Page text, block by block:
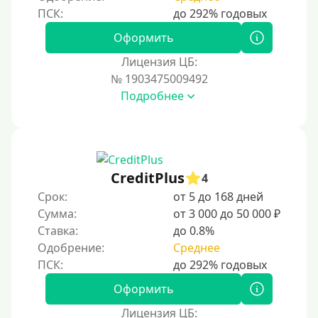
На банковский счет
На карту с нулевым балансом
На дебетовую карту
На кредитную карту
На виртуальную карту
На неименную карту
На именную карту
На зарплатную карту
Оформить
Лицензия ЦБ:
№ 1903475009492
Подробнее
CreditPlus
4
Срок:
от 5 до 168 дней
Сумма:
от 3 000 до 50 000 ₽
Ставка:
до 0.8%
Одобрение:
Среднее
Оформить
Лицензия ЦБ: